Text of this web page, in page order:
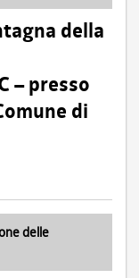
della
– presso
di
delle